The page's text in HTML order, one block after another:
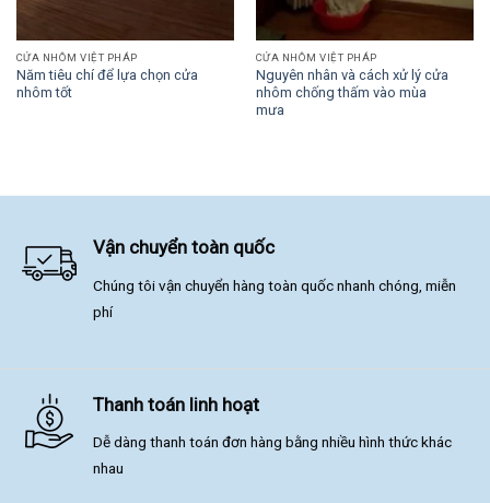
CỬA NHÔM VIỆT PHÁP
Năm tiêu chí để lựa chọn cửa
nhôm tốt
CỬA NHÔM VIỆT PHÁP
Nguyên nhân và cách xử lý cửa
nhôm chống thấm vào mùa
mưa
Vận chuyển toàn quốc
Chúng tôi vận chuyển hàng toàn quốc nhanh chóng, miễn
phí
Thanh toán linh hoạt
Dễ dàng thanh toán đơn hàng bằng nhiều hình thức khác
nhau